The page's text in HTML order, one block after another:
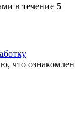
в течение 5
что ознакомлен